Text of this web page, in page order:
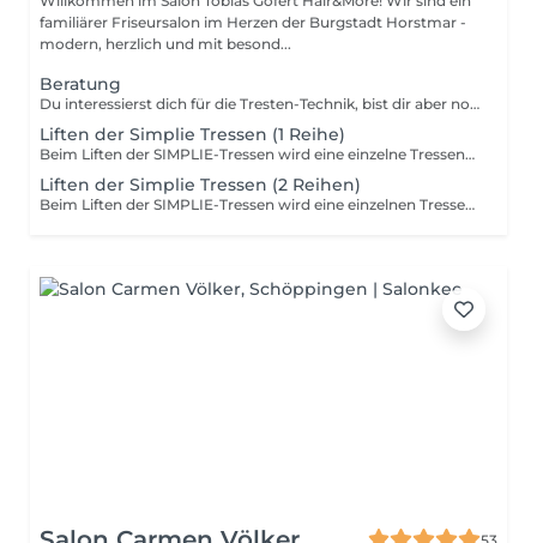
familiärer Friseursalon im Herzen der Burgstadt Horstmar -
modern, herzlich und mit besond...
Beratung
Du interessierst dich für die Tresten-Technik, bist dir aber noch nicht sicher, ob sie zu dir und deinem Lebensstil passt? Dann ist unser ausführliches Beratungsgespräch genau das Richtige für dich. Gemeinsam klären wir Schritt für Schritt, ob Tresten-Extensions die passende Lösung für deine Haarwünsche sind. In diesem persönlichen Termin erhältst du eine umfassende Aufklärung über alle wichtigen Aspekte der Tressen-Methode: Wie die Extensions angebracht werden. Wie lange sie halten und was du bei der Pflege beachten musst! Welche Produkte du benötigst, um deine Extensions optimal zu pflegen. Darüber hinaus bestimmen wir gemeinsam die passende Farbe für deine Haare ob aus dem bestehenden Sortiment oder durch eine individuelle Bestellung. Alles wird auf deinen Typ und deine Bedürfnisse abgestimmt. Dieses Gespräch schafft die Grundlage für eine fundierte Entscheidung ganz ohne Verpflichtung. Dein Haar, dein Stil, deine Entscheidung mit allen Informationen, die du brauchst.
Liften der Simplie Tressen (1 Reihe)
Beim Liften der SIMPLIE-Tressen wird eine einzelne Tressenreihe fachgerecht hochgesetzt, um den natürlichen Haarwuchs auszugleichen. So bleibt der Tragekomfort erhalten und die Extensions sehen weiterhin gepflegt und natürlich aus. Diese Dienstleistung beinhaltet kein Waschen und kein Styling der Fokus liegt ausschließlich auf dem fachgerechten Liften der Tressen. Empfohlener Rhythmus: alle 4 bis 6 Wochen, optimalerweise alle 4 Wochen. Die genaue Zeitspanne wird individuell vom Friseur bestimmt, abhängig vom Haarwuchs und dem Zustand der Tressen.
Liften der Simplie Tressen (2 Reihen)
Beim Liften der SIMPLIE-Tressen wird eine einzelnen Tressenreihen fachgerecht hochgesetzt, um den natürlichen Haarwuchs auszugleichen. So bleibt der Tragekomfort erhalten und die Extensions sehen weiterhin gepflegt und natürlich aus. Diese Dienstleistung beinhaltet kein Waschen und kein Styling der Fokus liegt ausschließlich auf dem fachgerechten Liften der Tressen. Empfohlener Rhythmus: alle 4 bis 6 Wochen, optimalerweise alle 4 Wochen. Die genaue Zeitspanne wird individuell vom Friseur bestimmt, abhängig vom Haarwuchs und dem Zustand der Tressen.